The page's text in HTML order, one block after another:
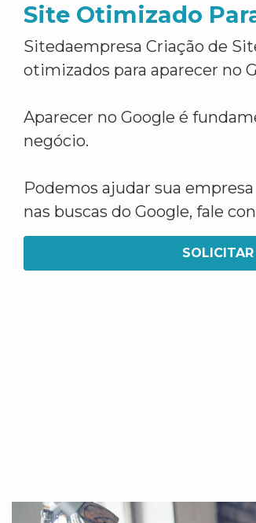
Site Otimizado
Sitedaempresa Criação de
otimizados para aparecer no
Aparecer no Google é
negócio.
Podemos ajudar sua
nas buscas do Google, fale